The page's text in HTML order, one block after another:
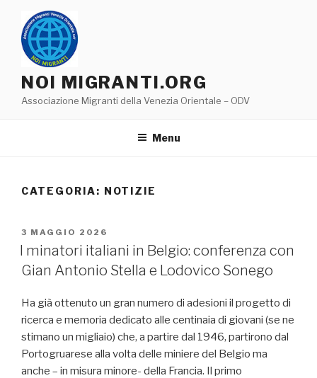
contenuto
NOI MIGRANTI.ORG
Associazione Migranti della Venezia Orientale – ODV
Menu
CATEGORIA: NOTIZIE
PUBBLICATO
IL
3 MAGGIO 2026
I minatori italiani in Belgio: conferenza con
Gian Antonio Stella e Lodovico Sonego
Ha già ottenuto un gran numero di adesioni il progetto di
ricerca e memoria dedicato alle centinaia di giovani (se ne
stimano un migliaio) che, a partire dal 1946, partirono dal
Portogruarese alla volta delle miniere del Belgio ma
anche – in misura minore- della Francia. Il primo